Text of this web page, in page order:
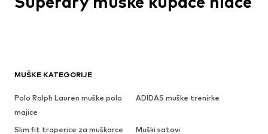
MUŠKE KATEGORIJE
Polo Ralph Lauren muške polo
majice
ADIDAS muške trenirke
Slim fit traperice za muškarce
Muški satovi